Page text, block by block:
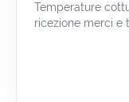
Temperature
ricezione merci e